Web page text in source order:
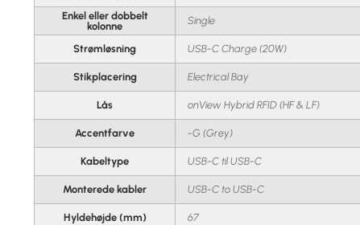
Enkel eller dobbelt
kolonne
Single
Strømløsning USB-C Charge (20W)
Stikplacering Electrical Bay
Lås onView Hybrid RFID (HF & LF)
Accentfarve -G (Grey)
Kabeltype USB-C til USB-C
Monterede kabler USB-C to USB-C
Hyldehøjde (mm) 67